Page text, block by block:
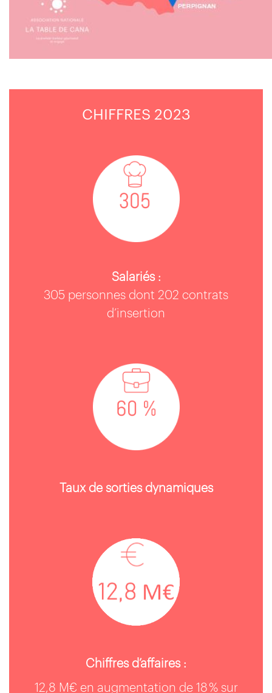
CHIFFRES 2023
Salariés :
305 personnes dont 202 contrats
d’insertion
Taux de sorties dynamiques
Chiffres d’affaires :
12,8 M€ en augmentation de 18 % sur